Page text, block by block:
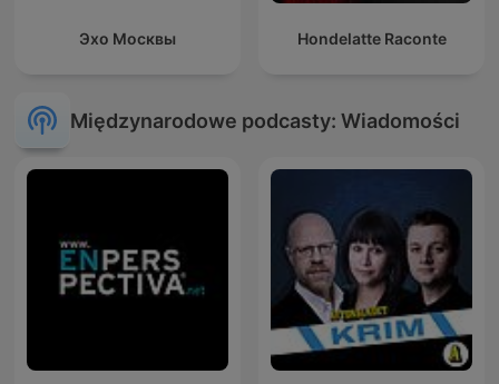
Эхо Москвы Hondelatte Raconte
Międzynarodowe podcasty: Wiadomości